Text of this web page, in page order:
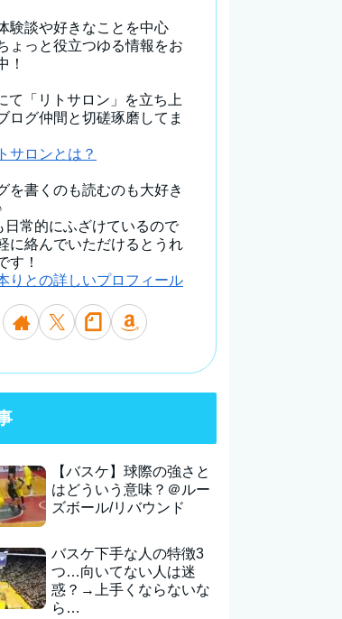
験談や好きなことを中心
ょっと役立つゆる情報をお
！
て「リトサロン」を立ち上
ログ仲間と切磋琢磨してま
サロンとは？
を書くのも読むのも大好き
日常的にふざけているので
に絡んでいただけるとうれ
す！
りとの詳しいプロフィール
【バスケ】球際の強さと
はどういう意味？＠ルー
ズボール/リバウンド
バスケ下手な人の特徴3
つ…向いてない人は迷
惑？→上手くならないな
ら…